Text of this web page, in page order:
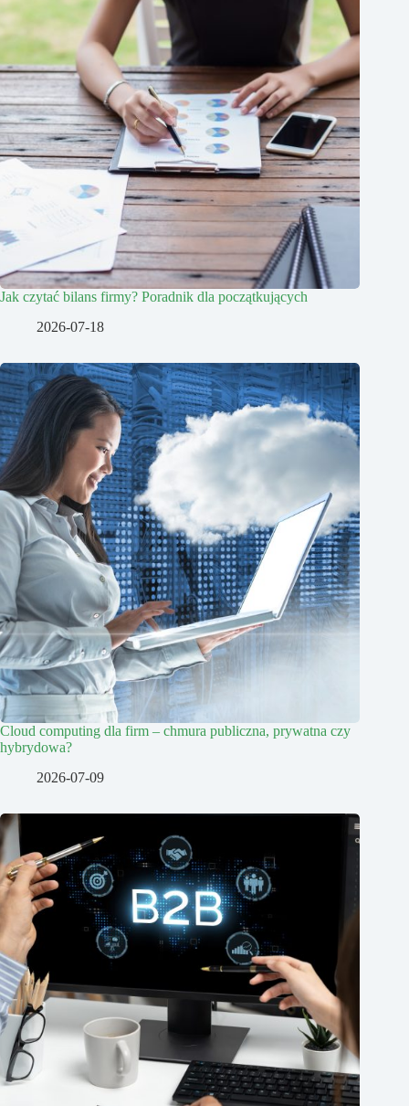
Jak czytać bilans firmy? Poradnik dla początkujących
2026-07-18
Cloud computing dla firm – chmura publiczna, prywatna czy
hybrydowa?
2026-07-09